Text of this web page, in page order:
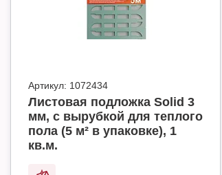
Артикул: 1072434
Листовая подложка Solid 3
мм, с вырубкой для теплого
пола (5 м² в упаковке), 1
кв.м.